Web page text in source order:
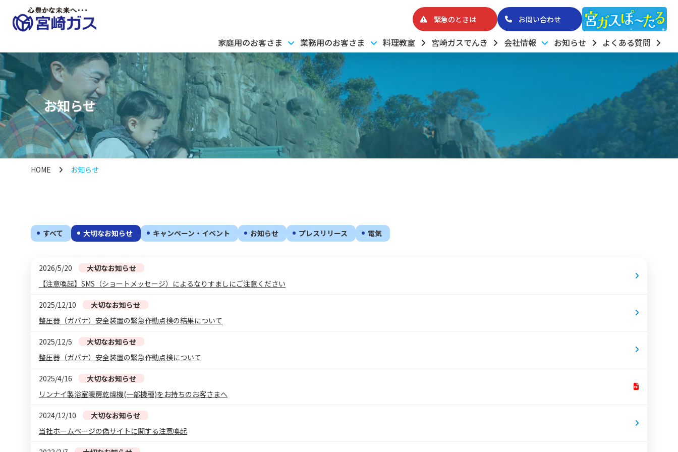
緊急のときは お問い合わせ
家庭用のお客さま 業務用のお客さま 料理教室 宮崎ガスでんき 会社情報 お知らせ よくある質問
お知らせ
HOME お知らせ
すべて 大切なお知らせ キャンペーン・イベント お知らせ プレスリリース 電気
2026/5/20
大切なお知らせ
【注意喚起】SMS（ショートメッセージ）によるなりすましにご注意ください
2025/12/10
大切なお知らせ
整圧器（ガバナ）安全装置の緊急作動点検の結果について
2025/12/5
大切なお知らせ
整圧器（ガバナ）安全装置の緊急作動点検について
2025/4/16
大切なお知らせ
リンナイ製浴室暖房乾燥機(一部機種)をお持ちのお客さまへ
2024/12/10
大切なお知らせ
当社ホームページの偽サイトに関する注意喚起